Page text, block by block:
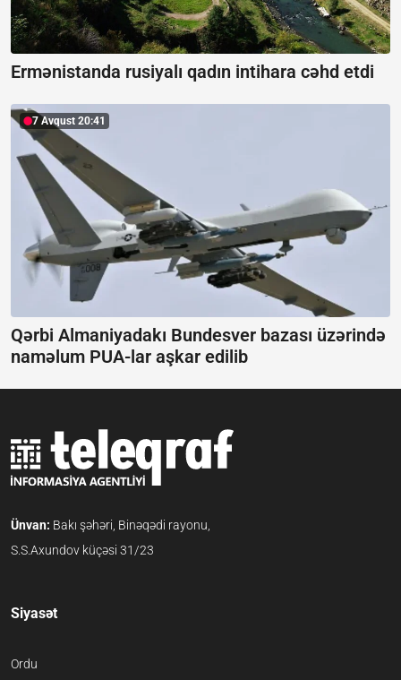
Ermənistanda rusiyalı qadın intihara cəhd etdi
7 Avqust 20:41
Qərbi Almaniyadakı Bundesver bazası üzərində
naməlum PUA-lar aşkar edilib
Ünvan: Bakı şəhəri, Binəqədi rayonu,
S.S.Axundov küçəsi 31/23
Siyasət
Ordu